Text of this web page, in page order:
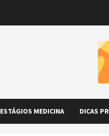
ESTÁGIOS MEDICINA DICAS